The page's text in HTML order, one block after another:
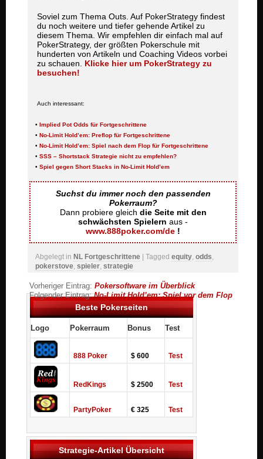
Soviel zum Thema Outs. Auf PokerStrategy findest
du noch weitere und tiefer gehende Artikel zu
diesem Thema. Wir empfehlen dir einfach mal auf
PokerStrategy, der größten Pokerschule mit
hunderten von Artikeln und Coaching Videos vorbei
zu schauen. Klicke hier um PokerStrategy zu
besuchen!
Auch interessant:
• Implied Pot Odds für Fortgeschrittene
• No-Limit Hold’em: Preflop für Fortgeschrittene
• No-Limit Hold’em: Spiel nach dem Flop für Fortgeschrittene
• SSS – Shortstack Strategie nicht zu empfehlen?
• Spiel gegen Short Stacks in No-Limit Hold’em
Suchst du immer noch den passenden
Pokerraum?
Dann probiere gleich die Seite mit den
schwächsten Spielern aus -
www.888poker.com/de !
Abgelegt in NL Fortgeschrittene | Tagged equity, odds,
pokerstove, spieler, strategie
Vorheriger Eintrag: Pokersoftware im Überblick
Folgender Eintrag:No-Limit Hold’em: Spiel vor dem Flop
Beste Pokerseiten
Logo Pokerraum Bonus Test
888 Poker $ 600 Test
RedKings $ 2500 Test
PartyPoker € 325 Test
Strategie-Artikel Übersicht